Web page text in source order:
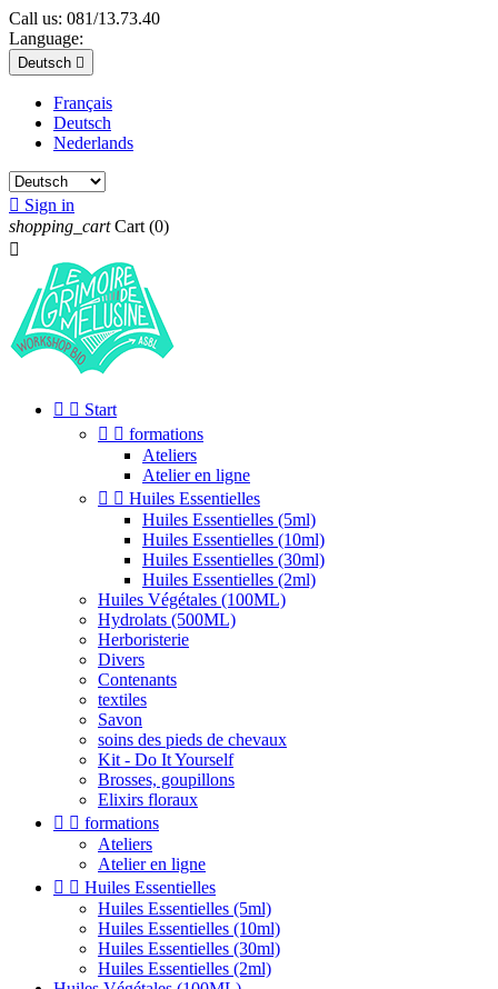
Call us: 081/13.73.40
Language:
Deutsch 
Français
Deutsch
Nederlands
 Sign in
shopping_cart Cart (0)

  Start
  formations
Ateliers
Atelier en ligne
  Huiles Essentielles
Huiles Essentielles (5ml)
Huiles Essentielles (10ml)
Huiles Essentielles (30ml)
Huiles Essentielles (2ml)
Huiles Végétales (100ML)
Hydrolats (500ML)
Herboristerie
Divers
Contenants
textiles
Savon
soins des pieds de chevaux
Kit - Do It Yourself
Brosses, goupillons
Elixirs floraux
  formations
Ateliers
Atelier en ligne
  Huiles Essentielles
Huiles Essentielles (5ml)
Huiles Essentielles (10ml)
Huiles Essentielles (30ml)
Huiles Essentielles (2ml)